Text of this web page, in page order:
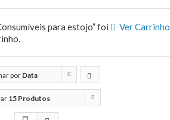
Ver Carrinho
para estojo” foi
por Data
15 Produtos